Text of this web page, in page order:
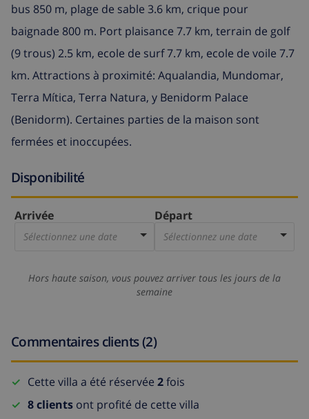
bus 850 m, plage de sable 3.6 km, crique pour
baignade 800 m. Port plaisance 7.7 km, terrain de golf
(9 trous) 2.5 km, ecole de surf 7.7 km, ecole de voile 7.7
km. Attractions à proximité: Aqualandia, Mundomar,
Terra Mítica, Terra Natura, y Benidorm Palace
(Benidorm). Certaines parties de la maison sont
fermées et inoccupées.
Disponibilité
Arrivée
Sélectionnez une date
Départ
Sélectionnez une date
Hors haute saison, vous pouvez arriver tous les jours de la
semaine
Commentaires clients (2)
Cette villa a été réservée 2fois
8 clients ont profité de cette villa